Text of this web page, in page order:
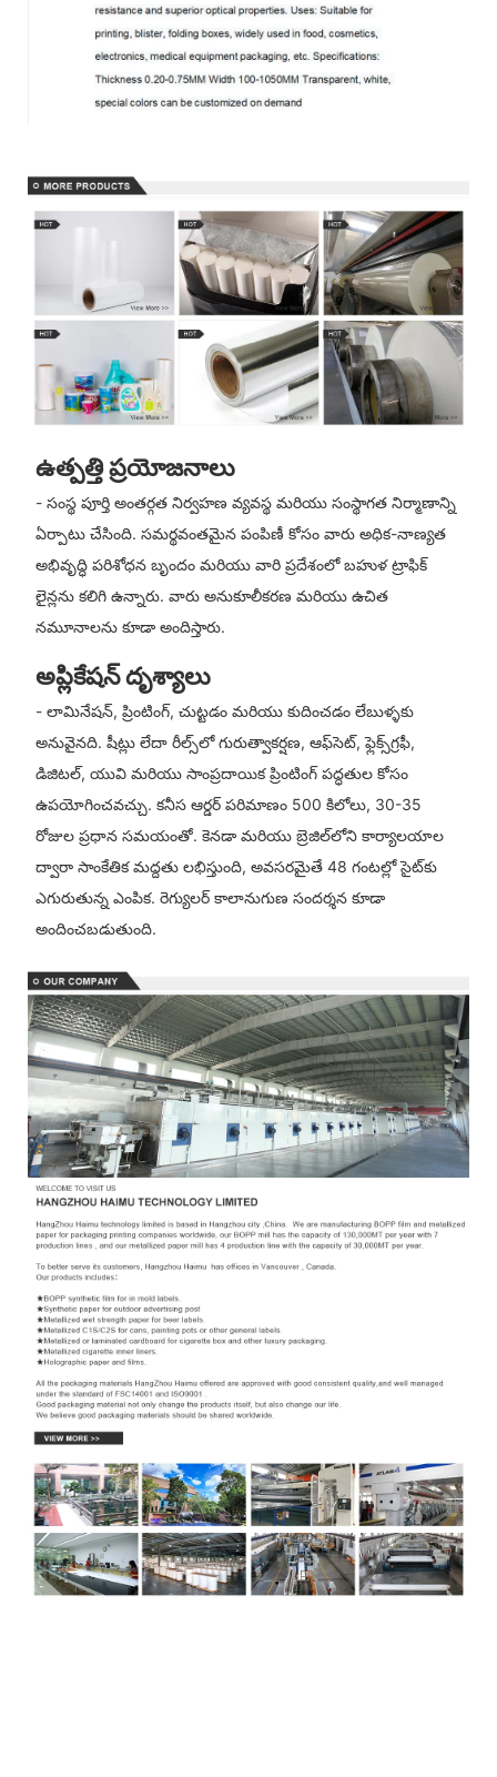
ఉత్పత్తి ప్రయోజనాలు
- సంస్థ పూర్తి అంతర్గత నిర్వహణ వ్యవస్థ మరియు సంస్థాగత నిర్మాణాన్ని
ఏర్పాటు చేసింది. సమర్థవంతమైన పంపిణీ కోసం వారు అధిక-నాణ్యత
అభివృద్ధి పరిశోధన బృందం మరియు వారి ప్రదేశంలో బహుళ ట్రాఫిక్
లైన్లను కలిగి ఉన్నారు. వారు అనుకూలీకరణ మరియు ఉచిత
నమూనాలను కూడా అందిస్తారు.
అప్లికేషన్ దృశ్యాలు
- లామినేషన్, ప్రింటింగ్, చుట్టడం మరియు కుదించడం లేబుళ్ళకు
అనువైనది. షీట్లు లేదా రీల్స్‌లో గురుత్వాకర్షణ, ఆఫ్‌సెట్, ఫ్లెక్స్‌గ్రఫీ,
డిజిటల్, యువి మరియు సాంప్రదాయిక ప్రింటింగ్ పద్ధతుల కోసం
ఉపయోగించవచ్చు. కనీస ఆర్డర్ పరిమాణం 500 కిలోలు, 30-35
రోజుల ప్రధాన సమయంతో. కెనడా మరియు బ్రెజిల్‌లోని కార్యాలయాల
ద్వారా సాంకేతిక మద్దతు లభిస్తుంది, అవసరమైతే 48 గంటల్లో సైట్‌కు
ఎగురుతున్న ఎంపిక. రెగ్యులర్ కాలానుగుణ సందర్శన కూడా
అందించబడుతుంది.